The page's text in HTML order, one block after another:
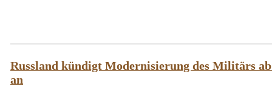
Russland kündigt Modernisierung des Militärs ab
an